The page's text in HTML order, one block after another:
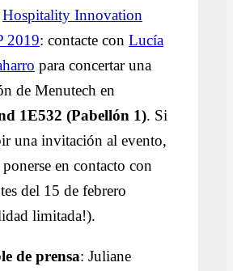
Hospitality Innovation
2019: contacte conLucía
para concertar una
de Menutech en
1E532 (Pabellón 1). Si
una invitación al evento,
en contacto con
del 15 de febrero
limitada!).
de prensa: Juliane